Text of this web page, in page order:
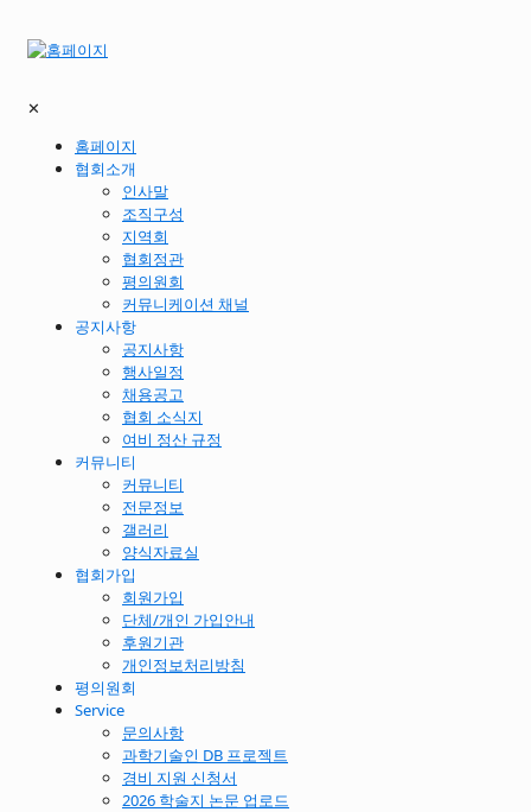
✕
홈페이지
협회소개
인사말
조직구성
지역회
협회정관
평의원회
커뮤니케이션 채널
공지사항
공지사항
행사일정
채용공고
협회 소식지
여비 정산 규정
커뮤니티
커뮤니티
전문정보
갤러리
양식자료실
협회가입
회원가입
단체/개인 가입안내
후원기관
개인정보처리방침
평의원회
Service
문의사항
과학기술인 DB 프로젝트
경비 지원 신청서
2026 학술지 논문 업로드